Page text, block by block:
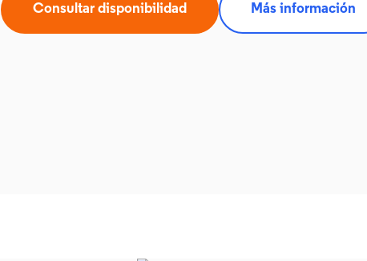
Consultar disponibilidad Más información